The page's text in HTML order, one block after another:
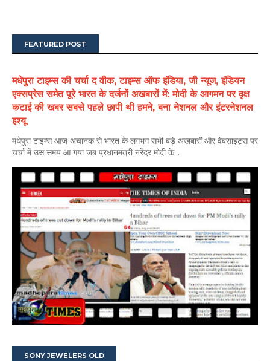
FEATURED POST
मधेपुरा टाइम्स की चर्चा द वीक, टाइम्स ऑफ इंडिया, जी न्यूज, इंडियन
एक्सप्रेस समेत पूरे भारत के दर्जनों अखबारों में: मोदी के आगमन पर वृक्ष
कटाई की खबर सबसे पहले छापी थी हमने, बना नेशनल और इंटरनेशनल
इश्यू
मधेपुरा टाइम्स आज अचानक से भारत के लगभग सभी बड़े अखबारों और वेबसाइट्स पर
चर्चा में उस समय आ गया जब प्रधानमंत्री नरेंद्र मोदी के...
SONY JEWELERS OLD